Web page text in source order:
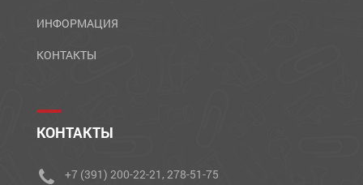
ИНФОРМАЦИЯ
КОНТАКТЫ
КОНТАКТЫ
+7 (391) 200-22-21, 278-51-75